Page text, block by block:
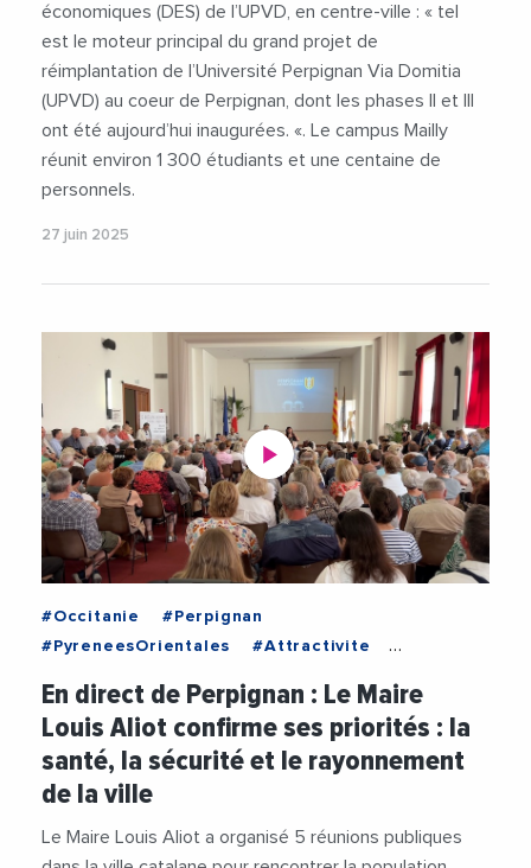
économiques (DES) de l’UPVD, en centre-ville : « tel
est le moteur principal du grand projet de
réimplantation de l’Université Perpignan Via Domitia
(UPVD) au coeur de Perpignan, dont les phases II et III
ont été aujourd’hui inaugurées. «. Le campus Mailly
réunit environ 1 300 étudiants et une centaine de
personnels.
27 juin 2025
#Occitanie
#Perpignan
#PyreneesOrientales
#Attractivite
#LouisAliot
#Patrimoine
#Police
#Politique
#Sante #Securite
#Videos
#VilleDePerpignan
En direct de Perpignan : Le Maire
Louis Aliot confirme ses priorités : la
santé, la sécurité et le rayonnement
de la ville
Le Maire Louis Aliot a organisé 5 réunions publiques